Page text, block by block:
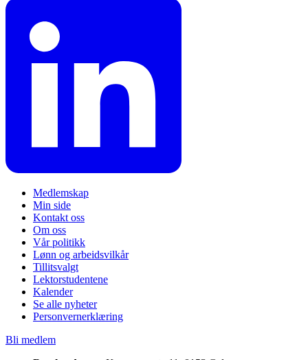
Medlemskap
Min side
Kontakt oss
Om oss
Vår politikk
Lønn og arbeidsvilkår
Tillitsvalgt
Lektorstudentene
Kalender
Se alle nyheter
Personvernerklæring
Bli medlem